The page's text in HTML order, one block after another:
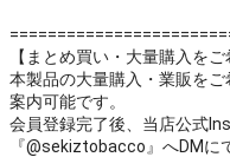
【まとめ買い・大量購入をご
本製品の大量購入・業販を
案内可能です。
会員登録完了後、当店公式
『@sekiztobacco』へDMに